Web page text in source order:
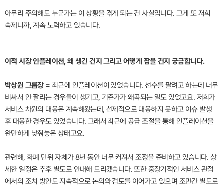
아무리 주의해도 누군가는 이 상황을 겪게 되는 건 사실입니다. 그게 또 저희
숙제니까, 계속 노력하고 있습니다.
이적 시장 인플레이션, 왜 생긴 건지 그리고 어떻게 잡을 건지 궁금합니다.
박상원 그룹장 =최근에 인플레이션이 있었습니다. 선수를 팔려고 하는데 너무
비싸서 안 팔리는 경우들이 생기고, 기준가가 왜곡되는 일도 있었고요. 저희가
서비스 차원의 대응은 계속해왔는데, 선제적으로 대응하지 못하고 이슈 발생
후 대응한 경우도 있었습니다. 그래서 최근에 공급 조절을 통해 인플레이션을
완만하게 낮춰놓은 상태고요.
관련해, 화폐 단위 자체가 8년 동안 너무 커져서 조정을 준비하고 있습니다. 상
세한 일정은 추후 별도로 안내해 드리겠습니다. 또한 중장기적인 서비스 관점
에서의 조치 방안도 지속적으로 논의와 검토를 이어가고 있으며 조만간 별도로